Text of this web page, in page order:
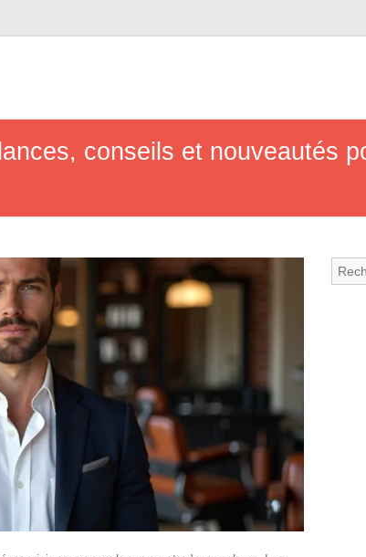
conseils et nouveautés